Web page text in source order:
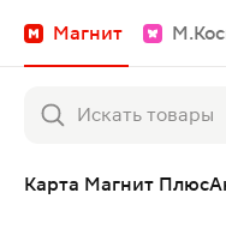
Магнит
Карта Магнит Плюс